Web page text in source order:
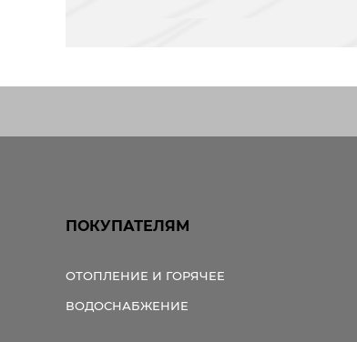
ПОКУПАТЕЛЯМ
ОТОПЛЕНИЕ И ГОРЯЧЕЕ
ВОДОСНАБЖЕНИЕ